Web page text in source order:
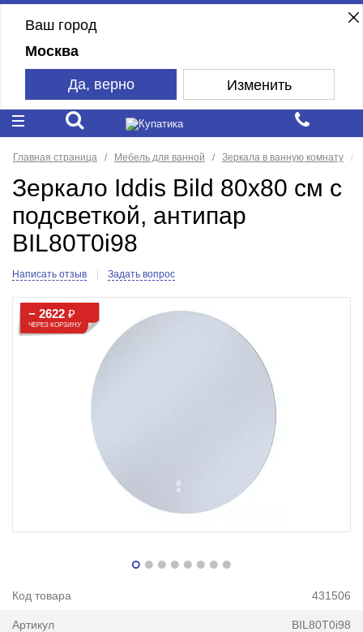
Ваш город
Москва
Да, верно Изменить
Главная страница Мебель для ванной Зеркала в ванную комнату
Зеркало Iddis Bild 80x80 см с
подсветкой, антипар
BIL80T0i98
Написать отзыв Задать вопрос
− 2622₽
ЧЕРЕЗ КОРЗИНУ
Код товара 431506
Артикул BIL80T0i98